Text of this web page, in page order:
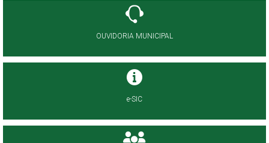
OUVIDORIA MUNICIPAL
e-SIC